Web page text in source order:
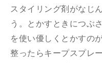
スタイリング剤がなじ
う。とかすときにつぶ
を使い優しくとかすの
整ったらキープスプレ